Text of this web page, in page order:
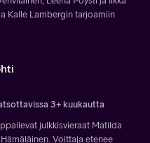
Kalle Lambergin tarjoamiin
3+ kuukautta
julkkisvieraat Matilda
Voittaja etenee